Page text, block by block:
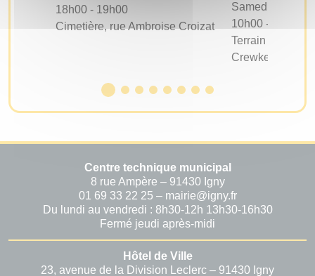
18h00 - 19h00
Cimetière, rue Ambroise Croizat
Samedi 05
10h00 - 17h00
Terrain
Crewkerne
Centre technique municipal
8 rue Ampère – 91430 Igny
01 69 33 22 25 – mairie@igny.fr
Du lundi au vendredi : 8h30-12h 13h30-16h30
Fermé jeudi après-midi
Hôtel de Ville
23, avenue de la Division Leclerc – 91430 Igny